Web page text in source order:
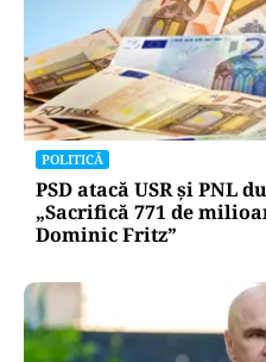
POLITICĂ
PSD atacă USR și PNL
„Sacrifică 771 de
Dominic Fritz”